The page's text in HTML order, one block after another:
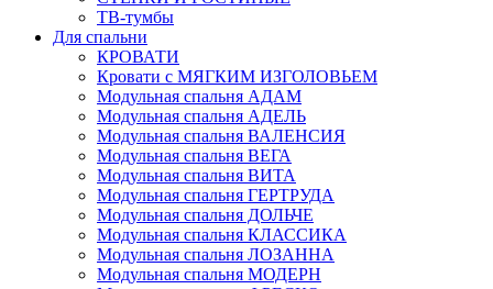
ТВ-тумбы
Для спальни
КРОВАТИ
Кровати с МЯГКИМ ИЗГОЛОВЬЕМ
Модульная спальня АДАМ
Модульная спальня АДЕЛЬ
Модульная спальня ВАЛЕНСИЯ
Модульная спальня ВЕГА
Модульная спальня ВИТА
Модульная спальня ГЕРТРУДА
Модульная спальня ДОЛЬЧЕ
Модульная спальня КЛАССИКА
Модульная спальня ЛОЗАННА
Модульная спальня МОДЕРН